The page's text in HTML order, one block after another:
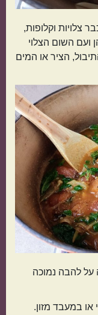
צלויות וקלופות,
ועם השום הצלוי
הציר או המים
להבה נמוכה
במעבד מזון.